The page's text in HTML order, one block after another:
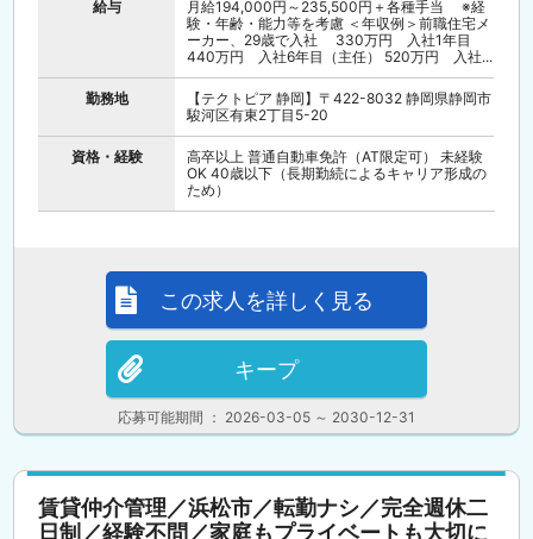
給与
月給194,000円～235,500円＋各種手当 ※経
験・年齢・能力等を考慮 ＜年収例＞前職住宅メ
ーカー、29歳で入社 330万円 入社1年目
440万円 入社6年目（主任） 520万円 入社...
勤務地
【テクトピア 静岡】〒422-8032 静岡県静岡市
駿河区有東2丁目5-20
資格・経験
高卒以上 普通自動車免許（AT限定可） 未経験
OK 40歳以下（長期勤続によるキャリア形成の
ため）
応募可能期間 ： 2026-03-05 ～ 2030-12-31
この求人を詳しく見る
キープ
賃貸仲介管理／浜松市／転勤ナシ／完全週休二
日制／経験不問／家庭もプライベートも大切に